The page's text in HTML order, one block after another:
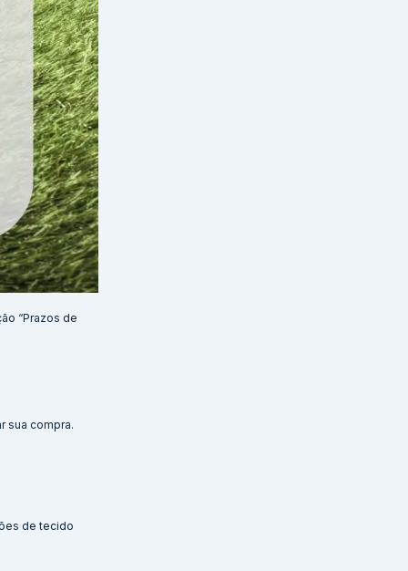
“Prazos de
sua compra.
de tecido